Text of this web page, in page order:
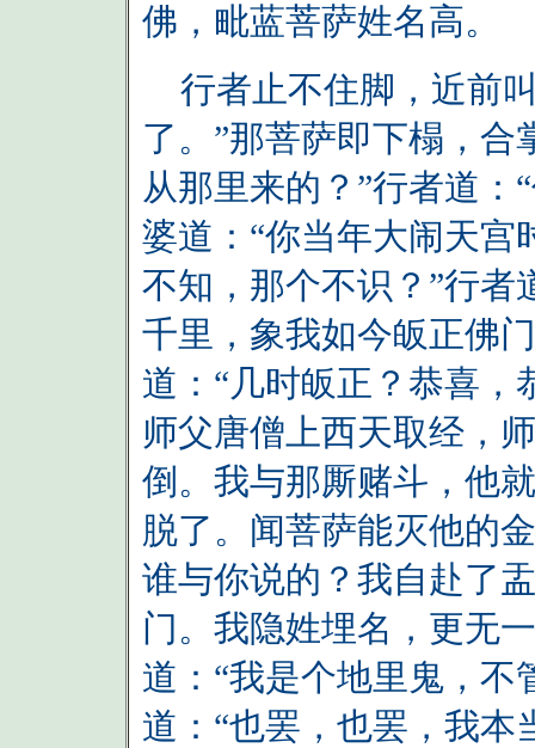
佛，毗蓝菩萨姓名高。
行者止不住脚，近前
了。”那菩萨即下榻，合
从那里来的？”行者道：
婆道：“你当年大闹天宫
不知，那个不识？”行者
千里，象我如今皈正佛
道：“几时皈正？恭喜，
师父唐僧上西天取经，
倒。我与那厮赌斗，他
脱了。闻菩萨能灭他的
谁与你说的？我自赴了
门。我隐姓埋名，更无
道：“我是个地里鬼，不
道：“也罢，也罢，我